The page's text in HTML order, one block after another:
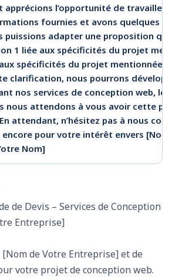
apprécions l’opportunité de travailler
fournies et avons quelques
puissions adapter une proposition
1 liée aux spécificités du projet
spécificités du projet mentionnées
clarification, nous pourrons
nos services de conception web, le
nous attendons à vous avoir cette
attendant, n’hésitez pas à nous
pour votre intérêt envers
Nom]
de Devis – Services de Conception
Entreprise]
de Votre Entreprise] et de
votre projet de conception web.